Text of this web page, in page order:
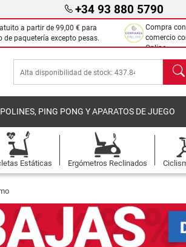
+34 93 880 5790
a partir de 99,00 € para
de paquetería excepto pesas.
Compra
comercio
Online.
Buscar
PING PONG Y APARATOS DE JUEGO
Estáticas Ergómetros Reclinados